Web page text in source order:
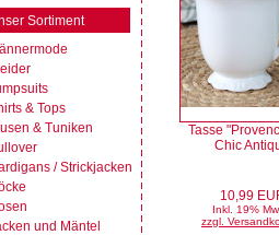
Sortiment
& Tops
& Tuniken
/ Strickjacken
und Mäntel
Tasse
Chic
10,99
Inkl. 19%
zzgl.